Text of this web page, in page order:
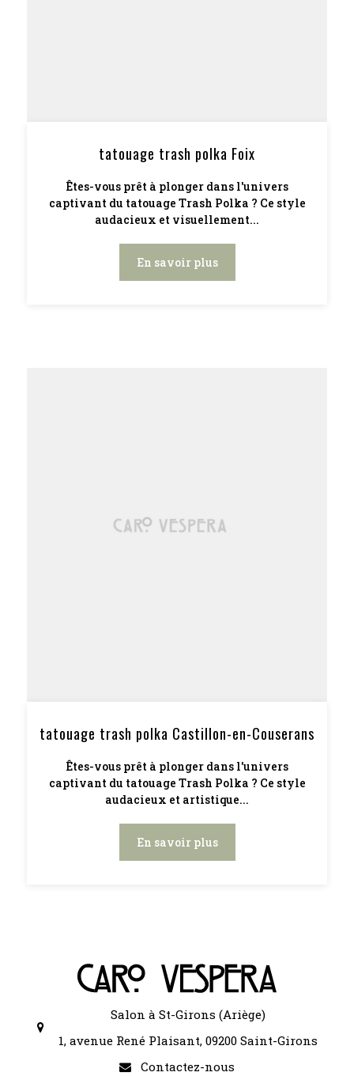
tatouage trash polka Foix
Êtes-vous prêt à plonger dans l'univers
captivant du tatouage Trash Polka ? Ce style
audacieux et visuellement...
En savoir plus
tatouage trash polka Castillon-en-Couserans
Êtes-vous prêt à plonger dans l'univers
captivant du tatouage Trash Polka ? Ce style
audacieux et artistique...
En savoir plus
Salon à St-Girons (Ariège)
1, avenue René Plaisant, 09200 Saint-Girons
Contactez-nous